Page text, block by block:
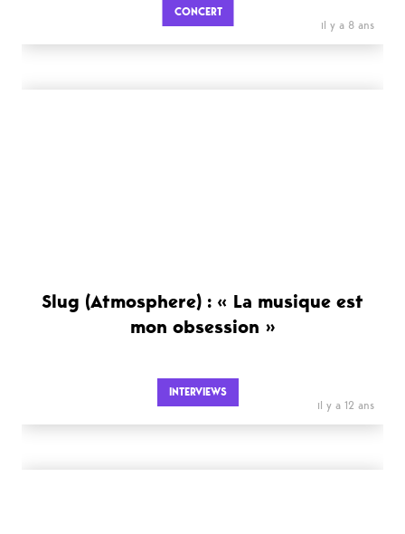
CONCERT
il y a 8 ans
Slug (Atmosphere) : « La musique est
mon obsession »
INTERVIEWS
il y a 12 ans